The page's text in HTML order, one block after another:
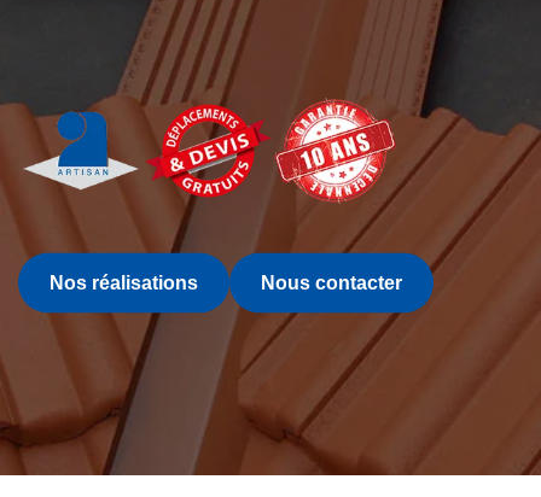
Nos réalisations Nous contacter